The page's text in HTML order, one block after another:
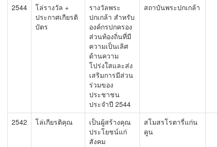
2544
โล่รางวัล +
ประกาศเกียรติ
บัตร
รางวัลพระ
ปกเกล้า สำหรับ
องค์กรปกครอง
ส่วนท้องถิ่นที่มี
ความเป็นเลิศ
ด้านความ
โปร่งใสและส่ง
เสริมการมีส่วน
ร่วมของ
ประชาชน
ประจำปี 2544
สถาบันพระปกเกล้า
2542 โล่เกียรติคุณ
เป็นผู้สร้างคุณ
ประโยชน์แก่
สังคม
สโมสรโรตารี่แก่น
คูน